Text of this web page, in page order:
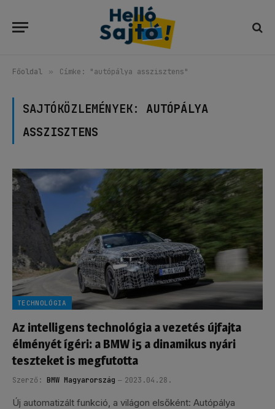
Főoldal » Címke: "autópálya asszisztens"
SAJTÓKÖZLEMÉNYEK:AUTÓPÁLYA
ASSZISZTENS
TECHNOLÓGIA
Az intelligens technológia a vezetés újfajta
élményét ígéri: a BMW i5 a dinamikus nyári
teszteket is megfutotta
Szerző: BMW Magyarország 2023.04.28.
Új automatizált funkció, a világon elsőként: Autópálya